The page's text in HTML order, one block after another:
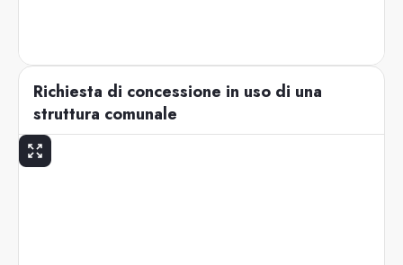
Richiesta di concessione in uso di una
struttura comunale